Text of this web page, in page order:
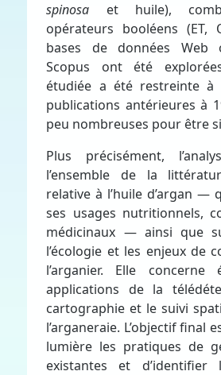
spinosa et huile),
opérateurs booléens (ET,
bases de données Web
Scopus ont été
étudiée a été restreinte à
publications antérieures à
peu nombreuses pour être
Plus précisément,
l’ensemble de la
relative à l’huile d’argan —
ses usages nutritionnels,
médicinaux — ainsi que
l’écologie et les enjeux de
l’arganier. Elle concerne
applications de la
cartographie et le suivi
l’arganeraie. L’objectif final
lumière les pratiques de
existantes et d’identifier